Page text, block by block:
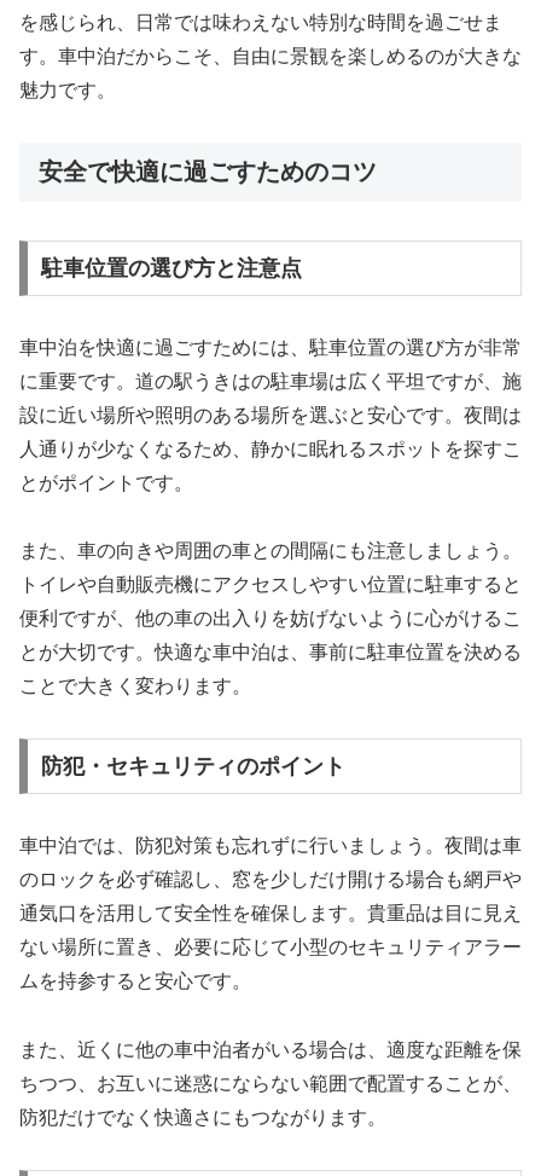
を感じられ、日常では味わえない特別な時間を過ごせま
す。車中泊だからこそ、自由に景観を楽しめるのが大きな
魅力です。
安全で快適に過ごすためのコツ
駐車位置の選び方と注意点
車中泊を快適に過ごすためには、駐車位置の選び方が非常
に重要です。道の駅うきはの駐車場は広く平坦ですが、施
設に近い場所や照明のある場所を選ぶと安心です。夜間は
人通りが少なくなるため、静かに眠れるスポットを探すこ
とがポイントです。
また、車の向きや周囲の車との間隔にも注意しましょう。
トイレや自動販売機にアクセスしやすい位置に駐車すると
便利ですが、他の車の出入りを妨げないように心がけるこ
とが大切です。快適な車中泊は、事前に駐車位置を決める
ことで大きく変わります。
防犯・セキュリティのポイント
車中泊では、防犯対策も忘れずに行いましょう。夜間は車
のロックを必ず確認し、窓を少しだけ開ける場合も網戸や
通気口を活用して安全性を確保します。貴重品は目に見え
ない場所に置き、必要に応じて小型のセキュリティアラー
ムを持参すると安心です。
また、近くに他の車中泊者がいる場合は、適度な距離を保
ちつつ、お互いに迷惑にならない範囲で配置することが、
防犯だけでなく快適さにもつながります。